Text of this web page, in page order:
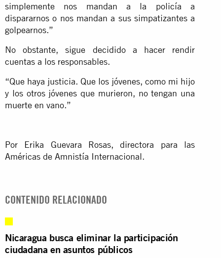
simplemente nos mandan a la policía a
dispararnos o nos mandan a sus simpatizantes a
golpearnos.”
No obstante, sigue decidido a hacer rendir
cuentas a los responsables.
“Que haya justicia. Que los jóvenes, como mi hijo
y los otros jóvenes que murieron, no tengan una
muerte en vano.”
Por Erika Guevara Rosas, directora para las
Américas de Amnistía Internacional.
CONTENIDO RELACIONADO
Nicaragua busca eliminar la participación
ciudadana en asuntos públicos